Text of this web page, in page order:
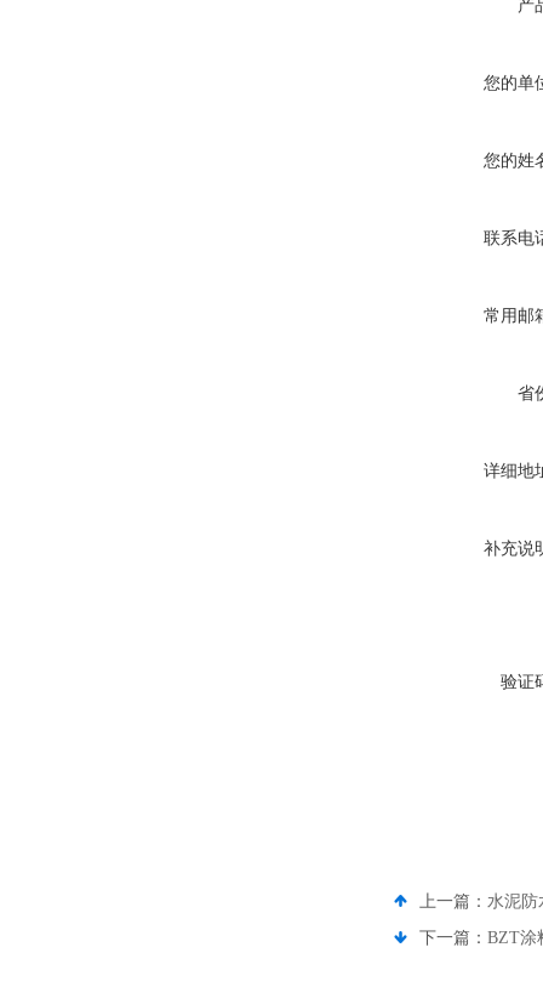
产
您的单
您的姓
联系电
常用邮
省
详细地
补充说
验证
上一篇： 水泥防
下一篇： BZT涂